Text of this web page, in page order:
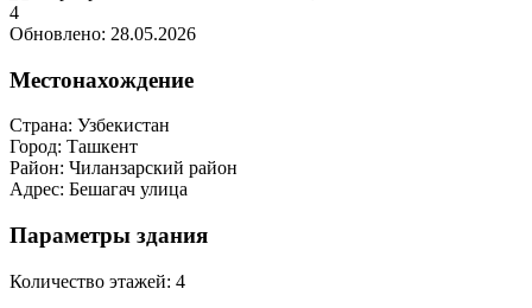
4
Обновлено: 28.05.2026
Местонахождение
Страна: Узбекистан
Город: Ташкент
Район: Чиланзарский район
Адрес: Бешагач улица
Параметры здания
Количество этажей: 4